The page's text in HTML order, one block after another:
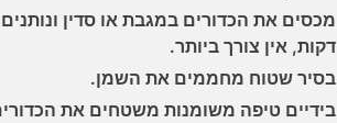
דקות, אין צורך ביותר.
בסיר שטוח מחממים את השמן.
בידיים טיפה משומנות משטחים את